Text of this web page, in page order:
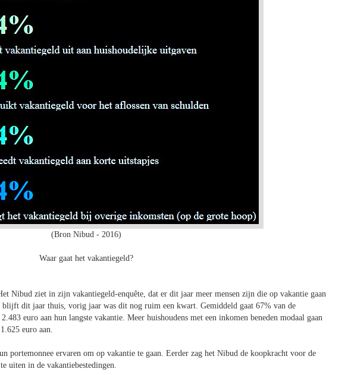
(Bron Nibud - 2016)
Waar gaat het vakantiegeld?
Nibud ziet in zijn vakantiegeld-enquête, dat er dit jaar meer mensen zijn die op vakantie gaan
blijft dit jaar thuis, vorig jaar was dit nog ruim een kwart. Gemiddeld gaat 67% van de
euro aan hun langste vakantie. Meer huishoudens met een inkomen beneden modaal gaan
euro aan.
portemonnee ervaren om op vakantie te gaan. Eerder zag het Nibud de koopkracht voor de
uiten in de vakantiebestedingen.